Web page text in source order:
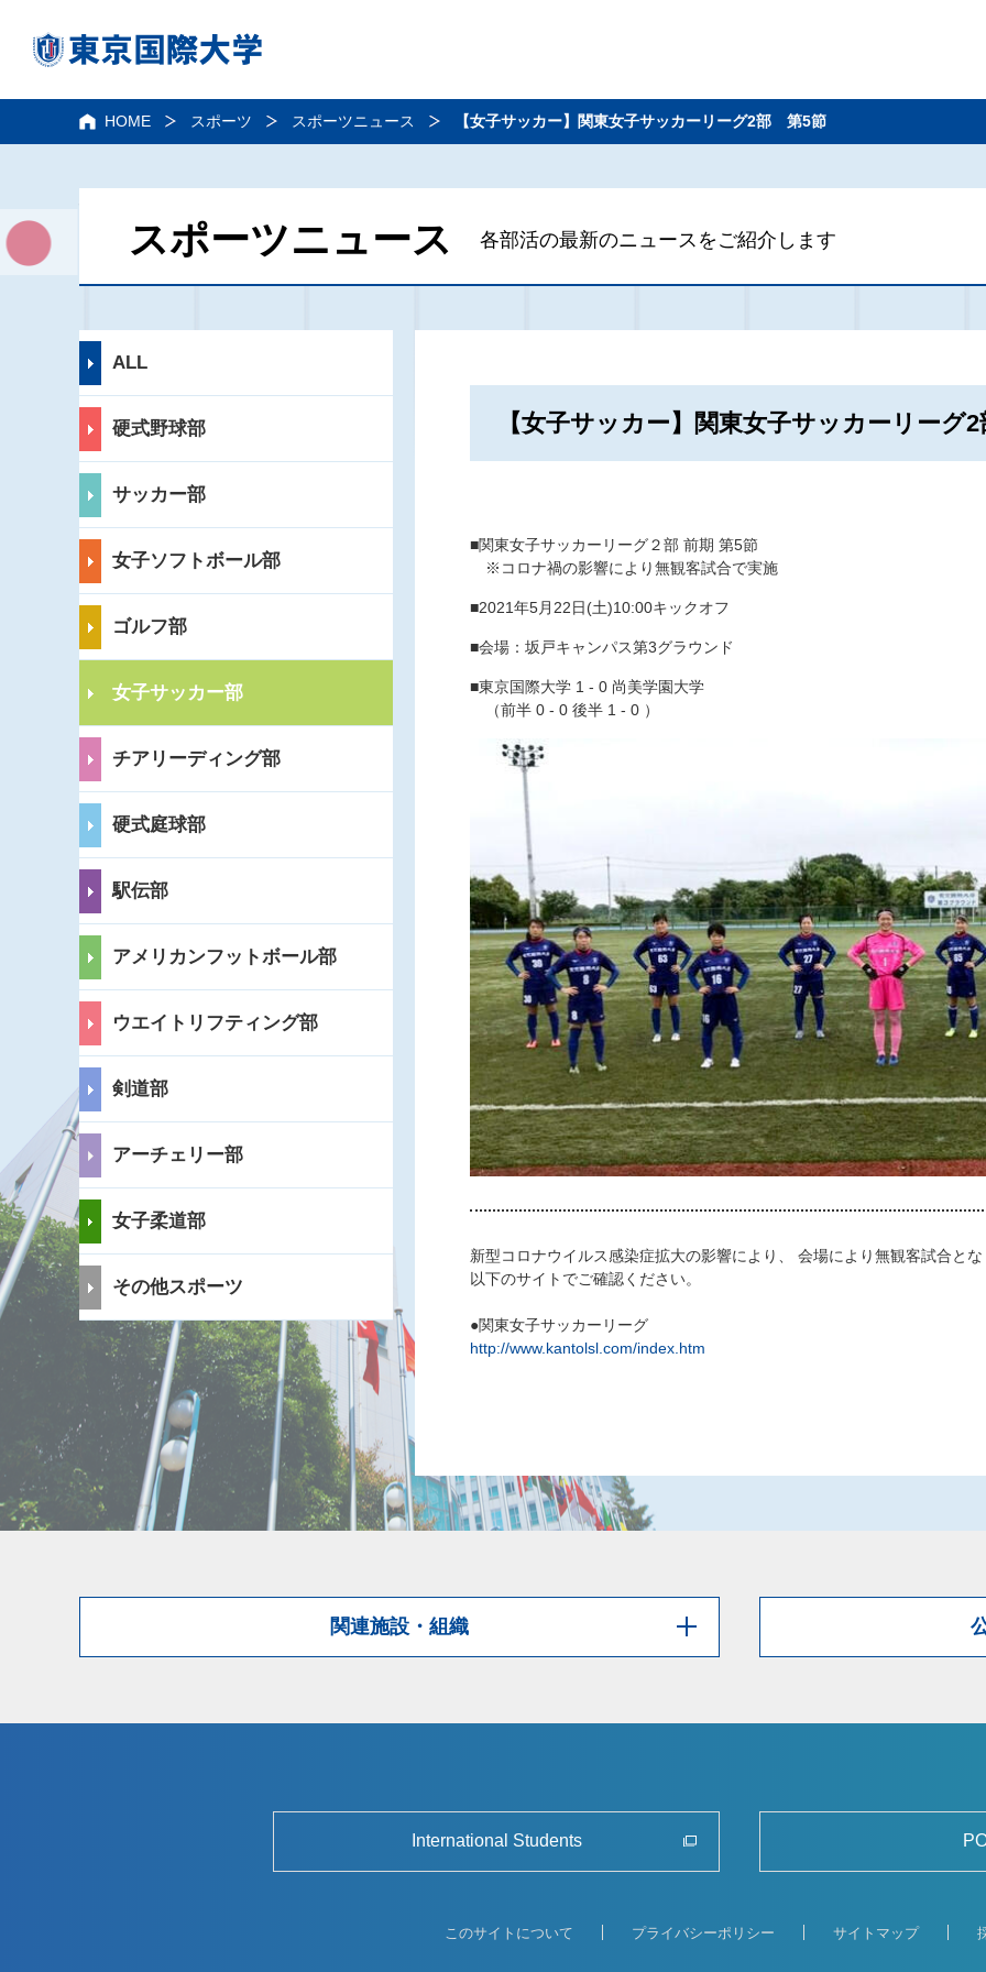
HOME スポーツ スポーツニュース 【女子サッカー】関東女子サッカーリーグ2部 第5節
スポーツニュース 各部活の最新のニュースをご紹介します
ALL
硬式野球部
サッカー部
女子ソフトボール部
ゴルフ部
女子サッカー部
チアリーディング部
硬式庭球部
駅伝部
アメリカンフットボール部
ウエイトリフティング部
剣道部
アーチェリー部
女子柔道部
その他スポーツ
【女子サッカー】関東女子サッカーリー
■関東女子サッカーリーグ２部 前期 第5節
※コロナ禍の影響により無観客試合で実施
■2021年5月22日(土)10:00キックオフ
■会場：坂戸キャンパス第3グラウンド
■東京国際大学 1 - 0 尚美学園大学
（前半 0 - 0 後半 1 - 0 ）
新型コロナウイルス感染症拡大の影響により、 会場により無観客試合と
以下のサイトでご確認ください。
●関東女子サッカーリーグ
http://www.kantolsl.com/index.htm
関連施設・組織
International Students
このサイトについて プライバシーポリシー サイトマップ